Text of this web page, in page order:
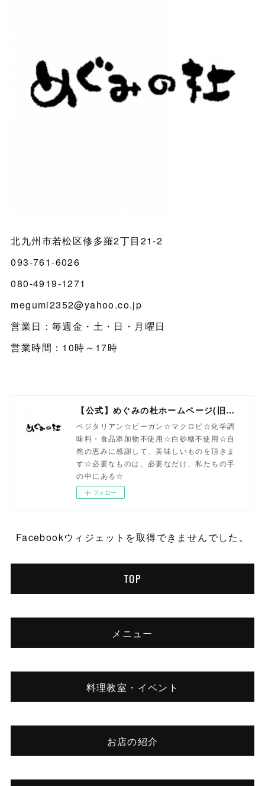
北九州市若松区修多羅2丁目21-2
093-761-6026
080-4919-1271
megumi2352@yahoo.co.jp
営業日：毎週金・土・日・月曜日
営業時間：10時～17時
【公式】めぐみの杜ホームページ(旧自然食工房）
ベジタリアン☆ビーガン☆マクロビ☆化学調
味料・食品添加物不使用☆白砂糖不使用☆自
然の恵みに感謝して、美味しいものを頂きま
す☆必要なものは、必要なだけ、私たちの手
の中にある☆
フォロー
Facebookウィジェットを取得できませんでした。
TOP
メニュー
料理教室・イベント
お店の紹介